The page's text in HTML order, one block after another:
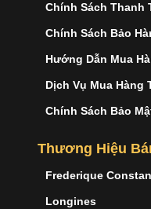
Chính Sách Thanh
Chính Sách Bảo
Hướng Dẫn Mua
Dịch Vụ Mua Hàng
Chính Sách Bảo
Thương Hiệu
Frederique
Longines